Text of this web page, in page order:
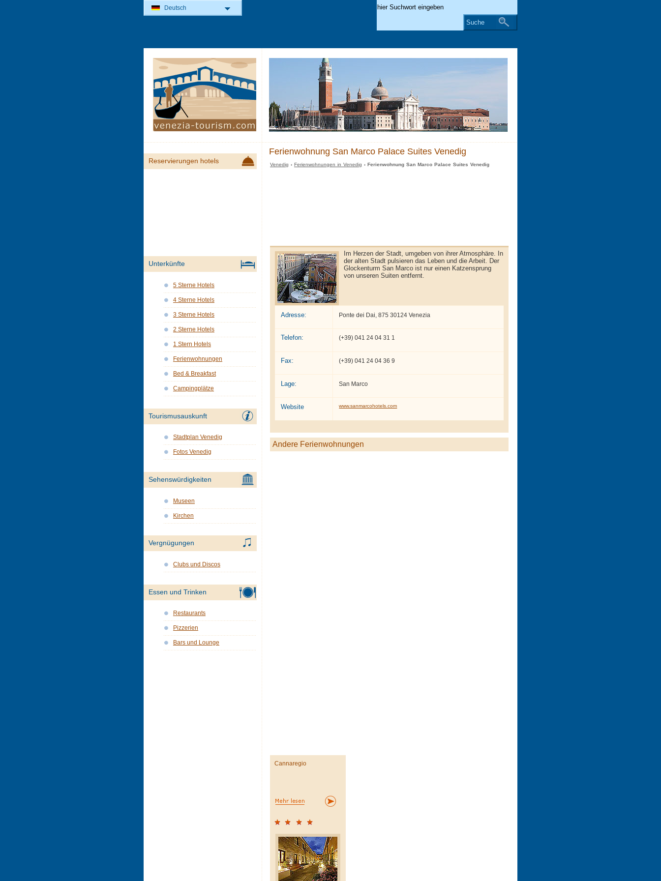
Ferienwohnung San Marco Palace Suites Venedig
Venedig ›Ferienwohnungen in Venedig › Ferienwohnung San Marco Palace Suites Venedig
Im Herzen der Stadt, umgeben von ihrer Atmosphäre. In
der alten Stadt pulsieren das Leben und die Arbeit. Der
Glockenturm San Marco ist nur einen Katzensprung
von unseren Suiten entfernt.
Adresse: Ponte dei Dai, 875 30124 Venezia
Telefon: (+39) 041 24 04 31 1
Fax: (+39) 041 24 04 36 9
Lage: San Marco
Website www.sanmarcohotels.com
Andere Ferienwohnungen
Cannaregio
Reservierungen hotels
Unterkünfte
5 Sterne Hotels
4 Sterne Hotels
3 Sterne Hotels
2 Sterne Hotels
1 Stern Hotels
Ferienwohnungen
Bed & Breakfast
Campingplätze
Tourismusauskunft
Stadtplan Venedig
Fotos Venedig
Sehenswürdigkeiten
Museen
Kirchen
Vergnügungen
Clubs und Discos
Essen und Trinken
Restaurants
Pizzerien
Bars und Lounge
Deutsch
Suche